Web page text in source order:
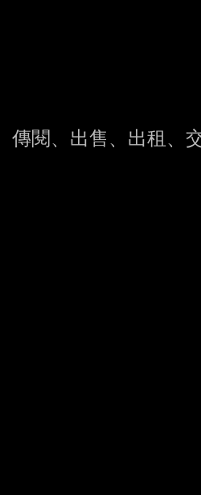
傳閱、出售、出租、